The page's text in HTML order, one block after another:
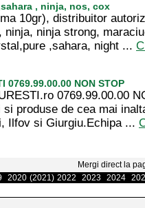
, ninja, nos, cox
10gr), distribuitor
ninja, ninja strong,
,sahara, night ...
0769.99.00.00 NON STOP
0769.99.00.00
produse de cea mai
Ilfov si Giurgiu.Echipa ...
Mergi direct la
2020 (2021) 2022 2023 2024